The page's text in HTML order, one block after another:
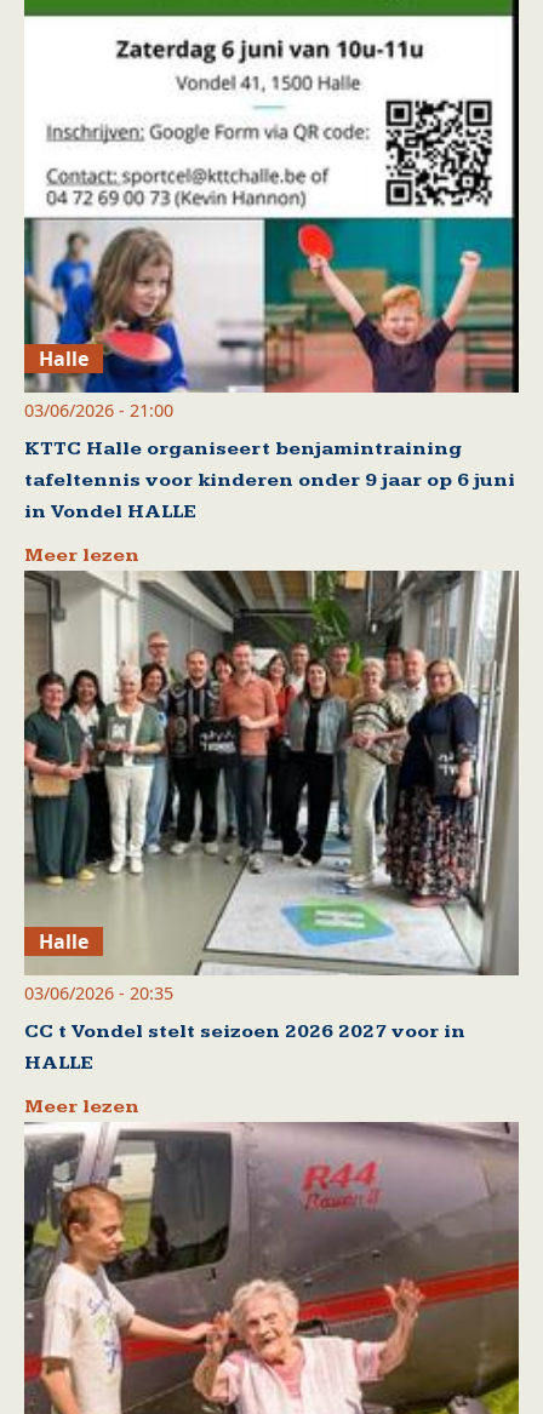
Halle
03/06/2026 - 21:00
KTTC Halle organiseert benjamintraining
tafeltennis voor kinderen onder 9 jaar op 6 juni
in Vondel HALLE
Meer lezen
Halle
03/06/2026 - 20:35
CC t Vondel stelt seizoen 2026 2027 voor in
HALLE
Meer lezen